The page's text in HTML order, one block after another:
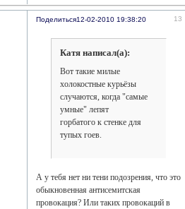
Поделиться 13
12-02-2010 19:38:20
Катя написал(а):
Вот такие милые
холокостные курьёзы
случаются, когда "самые
умные" лепят
горбатого к стенке для
тупых гоев.
А у тебя нет ни тени подозрения, что это
обыкновенная антисемитская
провокация? Или таких провокаций в